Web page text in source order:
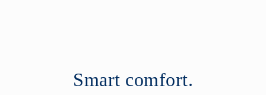
Smart comfort.